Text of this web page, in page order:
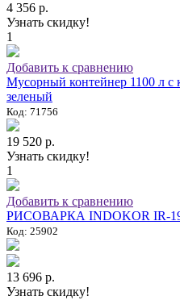
4 356 р.
Узнать скидку!
1
Добавить к сравнению
Мусорный контейнер 1100 л
зеленый
Код: 71756
19 520 р.
Узнать скидку!
1
Добавить к сравнению
РИСОВАРКА INDOKOR IR-
Код: 25902
13 696 р.
Узнать скидку!